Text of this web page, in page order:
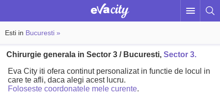
Esti in Bucuresti »
Chirurgie generala in Sector 3 / Bucuresti,Sector 3.
Eva City iti ofera continut personalizat in functie de locul in
care te afli, daca alegi acest lucru.
Foloseste coordonatele mele curente.